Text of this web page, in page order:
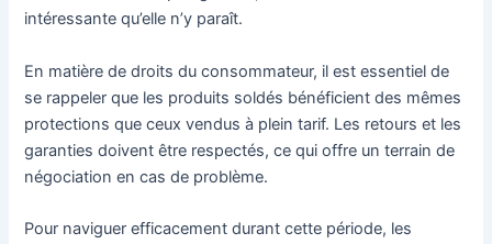
intéressante qu’elle n’y paraît.
En matière de droits du consommateur, il est essentiel de
se rappeler que les produits soldés bénéficient des mêmes
protections que ceux vendus à plein tarif. Les retours et les
garanties doivent être respectés, ce qui offre un terrain de
négociation en cas de problème.
Pour naviguer efficacement durant cette période, les